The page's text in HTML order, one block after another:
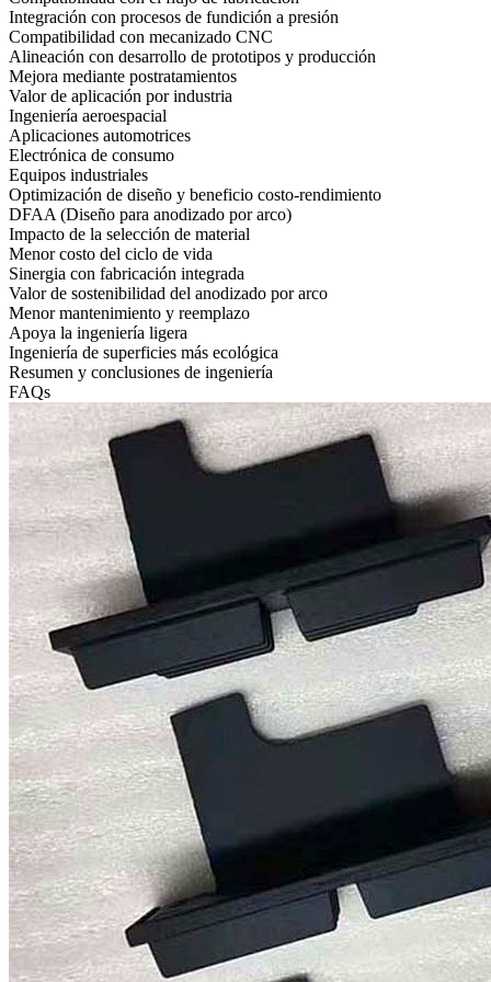
Integración con procesos de fundición a presión
Compatibilidad con mecanizado CNC
Alineación con desarrollo de prototipos y producción
Mejora mediante postratamientos
Valor de aplicación por industria
Ingeniería aeroespacial
Aplicaciones automotrices
Electrónica de consumo
Equipos industriales
Optimización de diseño y beneficio costo-rendimiento
DFAA (Diseño para anodizado por arco)
Impacto de la selección de material
Menor costo del ciclo de vida
Sinergia con fabricación integrada
Valor de sostenibilidad del anodizado por arco
Menor mantenimiento y reemplazo
Apoya la ingeniería ligera
Ingeniería de superficies más ecológica
Resumen y conclusiones de ingeniería
FAQs